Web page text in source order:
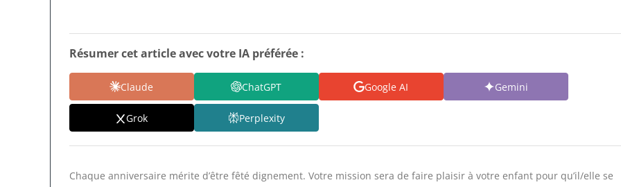
Résumer cet article avec votre IA préférée :
Claude ChatGPT Google AI Gemini
Grok Perplexity
Chaque anniversaire mérite d’être fêté dignement. Votre mission sera de faire plaisir à votre enfant pour qu’il/elle se